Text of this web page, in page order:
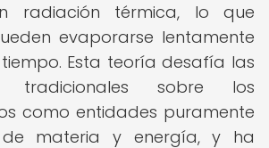
radiación térmica, lo que
evaporarse lentamente
Esta teoría desafía las
tradicionales sobre los
como entidades puramente
de materia y energía, y ha